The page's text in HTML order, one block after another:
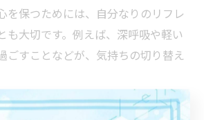
を保つためには、自分なりのリフレ
も大切です。例えば、深呼吸や軽い
ごすことなどが、気持ちの切り替え
電話は？」という声には、いつでも